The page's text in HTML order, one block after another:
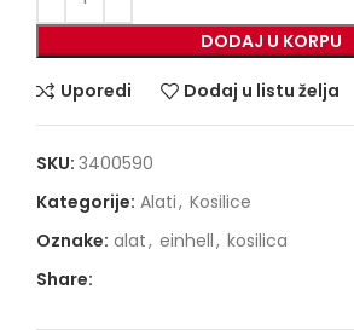
DODAJ U KORPU
Uporedi Dodaj u listu želja
SKU: 3400590
Kategorije: Alati, Kosilice
Oznake: alat, einhell, kosilica
Share: